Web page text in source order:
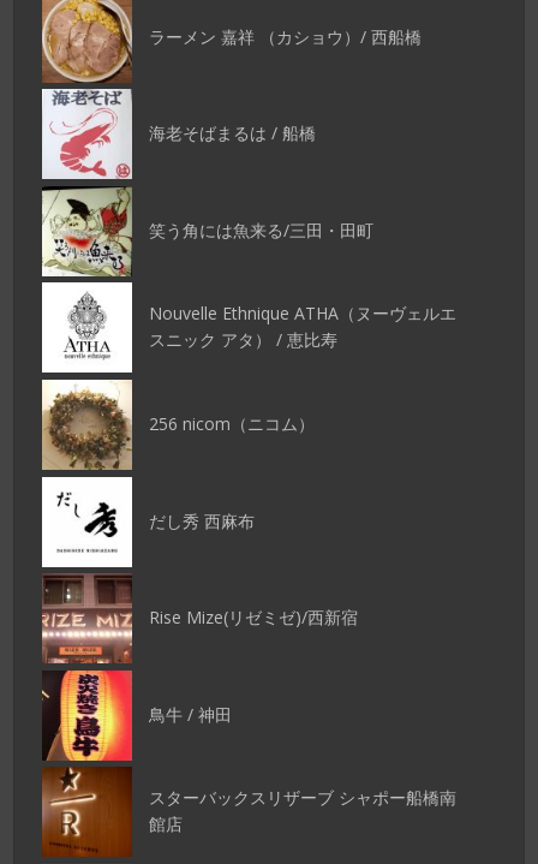
ラーメン 嘉祥 （カショウ）/ 西船橋
海老そばまるは / 船橋
笑う角には魚来る/三田・田町
Nouvelle Ethnique ATHA（ヌーヴェルエ
スニック アタ） / 恵比寿
256 nicom（ニコム）
だし秀 西麻布
Rise Mize(リゼミゼ)/西新宿
鳥牛 / 神田
スターバックスリザーブ シャポー船橋南
館店